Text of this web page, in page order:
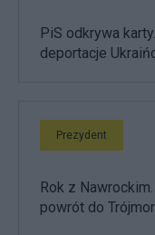
PiS odkrywa
deportacje
Prezydent
Rok z
powrót do